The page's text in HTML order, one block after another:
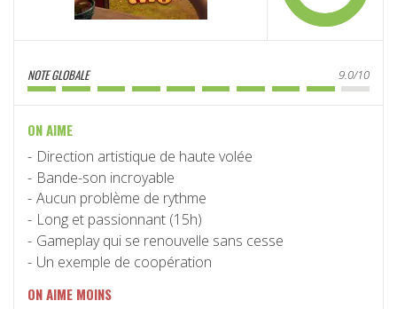
NOTE GLOBALE 9.0/10
ON AIME
Direction artistique de haute volée
Bande-son incroyable
Aucun problème de rythme
Long et passionnant (15h)
Gameplay qui se renouvelle sans cesse
Un exemple de coopération
ON AIME MOINS